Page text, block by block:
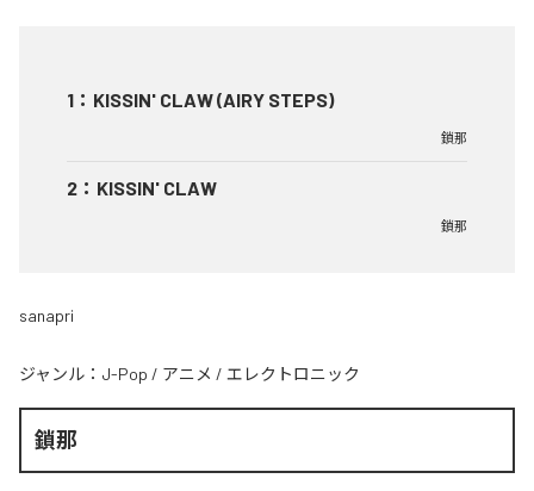
1 ： KISSIN' CLAW (AIRY STEPS)
鎖那
2 ： KISSIN' CLAW
鎖那
sanapri
ジャンル： J-Pop / アニメ / エレクトロニック
鎖那